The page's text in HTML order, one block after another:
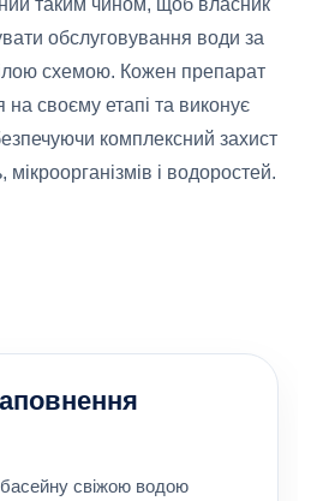
обслуговування води за
схемою. Кожен препарат
на своєму етапі та виконує
комплексний захист
і водоростей.
свіжою водою